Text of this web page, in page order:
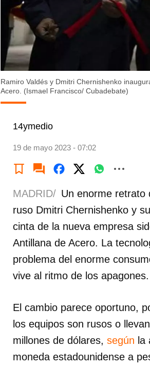
Ramiro Valdés y Dmitri Chernishenko
Acero. (Ismael Francisco/ Cubadebate)
14ymedio
19 de mayo 2023 - 07:02
MADRID/ Un enorme retrato
ruso Dmitri Chernishenko y
cinta de la nueva empresa
Antillana de Acero. La
problema del enorme
vive al ritmo de los apagones.
El cambio parece oportuno,
los equipos son rusos o
millones de dólares, según la
moneda estadounidense a